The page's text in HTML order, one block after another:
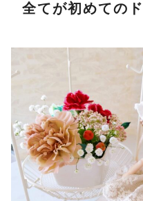
全てが初めての